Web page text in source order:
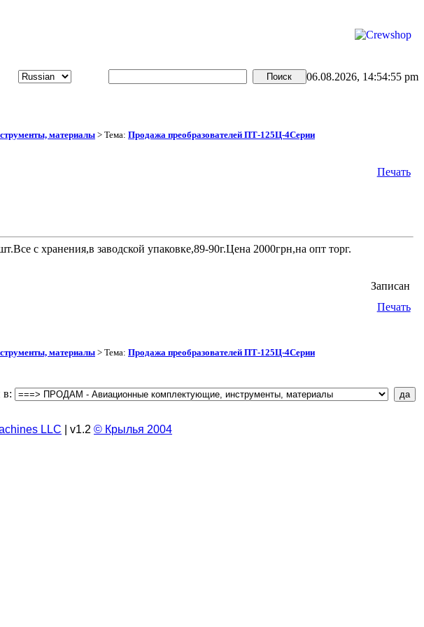
06.08.2026, 14:54:55 pm
материалы > Тема: Продажа преобразователей ПТ-125Ц-4Серии
Печать
с хранения,в заводской упаковке,89-90г.Цена 2000грн,на опт торг.
Записан
Печать
материалы > Тема: Продажа преобразователей ПТ-125Ц-4Серии
в:
LLC | v1.2 © Крылья 2004